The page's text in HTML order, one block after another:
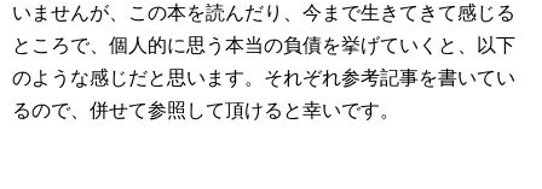
いませんが、この本を読んだり、今まで生きてきて感じる
ところで、個人的に思う本当の負債を挙げていくと、以下
のような感じだと思います。それぞれ参考記事を書いてい
るので、併せて参照して頂けると幸いです。